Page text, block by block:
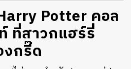
Potter คอล
ที่สาวกแฮร์รี่
กรี๊ด